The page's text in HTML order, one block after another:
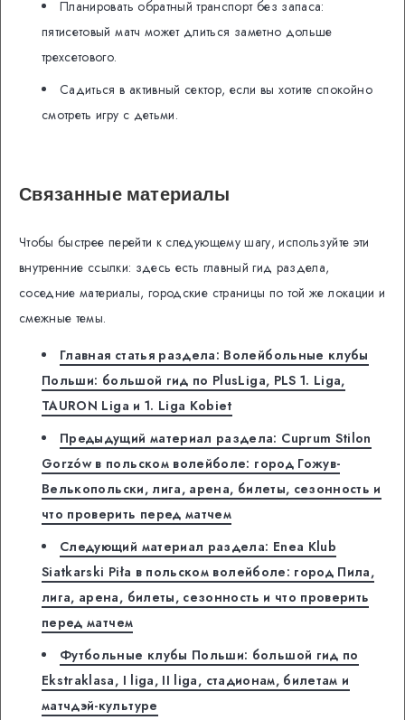
Планировать обратный транспорт без запаса:
пятисетовый матч может длиться заметно дольше
трехсетового.
Садиться в активный сектор, если вы хотите спокойно
смотреть игру с детьми.
Связанные материалы
Чтобы быстрее перейти к следующему шагу, используйте эти
внутренние ссылки: здесь есть главный гид раздела,
соседние материалы, городские страницы по той же локации и
смежные темы.
Главная статья раздела: Волейбольные клубы
Польши: большой гид по PlusLiga, PLS 1. Liga,
TAURON Liga и 1. Liga Kobiet
Предыдущий материал раздела: Cuprum Stilon
Gorzów в польском волейболе: город Гожув-
Велькопольски, лига, арена, билеты, сезонность и
что проверить перед матчем
Следующий материал раздела: Enea Klub
Siatkarski Piła в польском волейболе: город Пила,
лига, арена, билеты, сезонность и что проверить
перед матчем
Футбольные клубы Польши: большой гид по
Ekstraklasa, I liga, II liga, стадионам, билетам и
матчдэй-культуре